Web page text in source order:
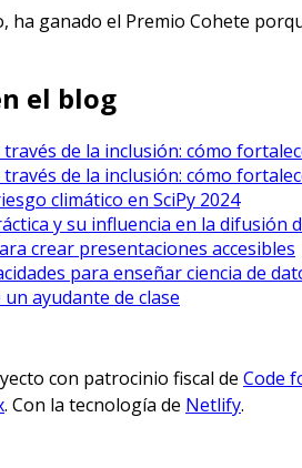
ha ganado el Premio Cohete
el blog
de la inclusión: cómo
de la inclusión: cómo
climático en SciPy 2024
y su influencia en la difusión
crear presentaciones accesibles
para enseñar ciencia de
ayudante de clase
con patrocinio fiscal de Code
. Con la tecnología de Netlify.